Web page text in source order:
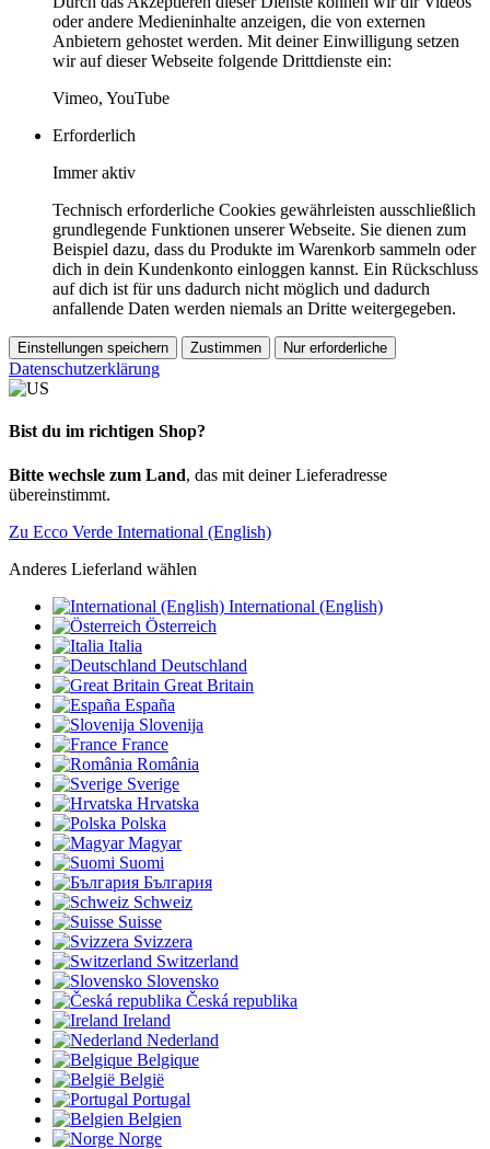
oder andere Medieninhalte anzeigen, die von externen
Anbietern gehostet werden. Mit deiner Einwilligung setzen
wir auf dieser Webseite folgende Drittdienste ein:
Vimeo, YouTube
Erforderlich
Immer aktiv
Technisch erforderliche Cookies gewährleisten ausschließlich
grundlegende Funktionen unserer Webseite. Sie dienen zum
Beispiel dazu, dass du Produkte im Warenkorb sammeln oder
dich in dein Kundenkonto einloggen kannst. Ein Rückschluss
auf dich ist für uns dadurch nicht möglich und dadurch
anfallende Daten werden niemals an Dritte weitergegeben.
Einstellungen speichern Zustimmen Nur erforderliche
Datenschutzerklärung
Bist du im richtigen Shop?
Bitte wechsle zum Land, das mit deiner Lieferadresse
übereinstimmt.
Zu Ecco Verde International (English)
Anderes Lieferland wählen
International (English)
Österreich
Italia
Deutschland
Great Britain
España
Slovenija
France
România
Sverige
Hrvatska
Polska
Magyar
Suomi
България
Schweiz
Suisse
Svizzera
Switzerland
Slovensko
Česká republika
Ireland
Nederland
Belgique
België
Portugal
Belgien
Norge